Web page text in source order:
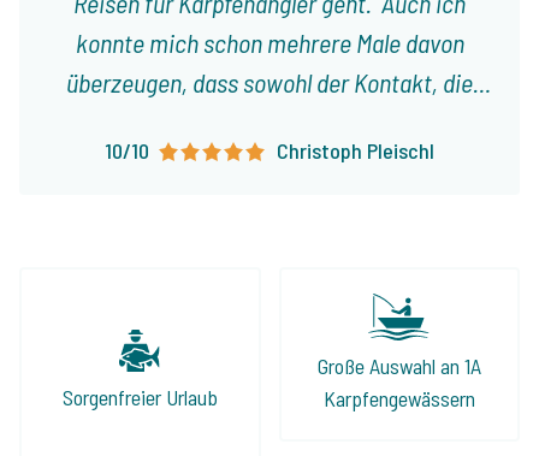
konnte mich schon mehrere Male davon
überzeugen, dass sowohl der Kontakt, die
an einen See aus dem Programm durch
halten, was sie laut Internetseite
versprechen. Wenn Ihr also auf der Suche
nach einem perfekten Angelurlaub seid, ist
10/10 Christoph Pleischl
Sorgenfreier Urlaub
Große Auswahl an 1A
Karpfengewässern